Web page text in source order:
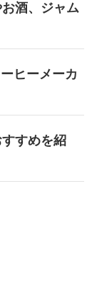
酒、ジャム
ヒーメーカ
すめを紹